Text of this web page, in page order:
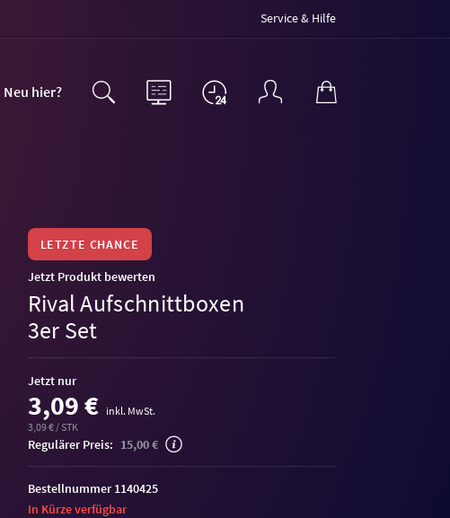
Service & Hilfe
Neu hier?
LETZTE CHANCE
Jetzt Produkt bewerten
Rival Aufschnittboxen
3er Set
Jetzt nur
3,09 €
inkl. MwSt.
3,09 € / STK
Regulärer Preis: 15,00 €
Bestellnummer 1140425
In Kürze verfügbar